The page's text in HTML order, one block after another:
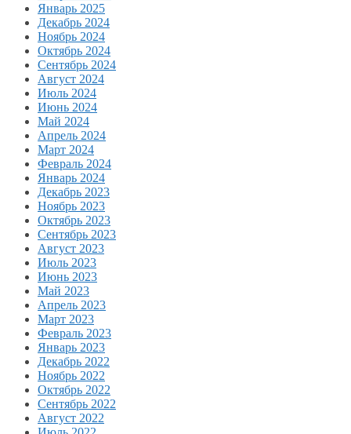
Январь 2025
Декабрь 2024
Ноябрь 2024
Октябрь 2024
Сентябрь 2024
Август 2024
Июль 2024
Июнь 2024
Май 2024
Апрель 2024
Март 2024
Февраль 2024
Январь 2024
Декабрь 2023
Ноябрь 2023
Октябрь 2023
Сентябрь 2023
Август 2023
Июль 2023
Июнь 2023
Май 2023
Апрель 2023
Март 2023
Февраль 2023
Январь 2023
Декабрь 2022
Ноябрь 2022
Октябрь 2022
Сентябрь 2022
Август 2022